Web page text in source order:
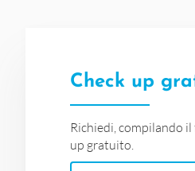
Check up
Richiedi, compilando
up gratuito.